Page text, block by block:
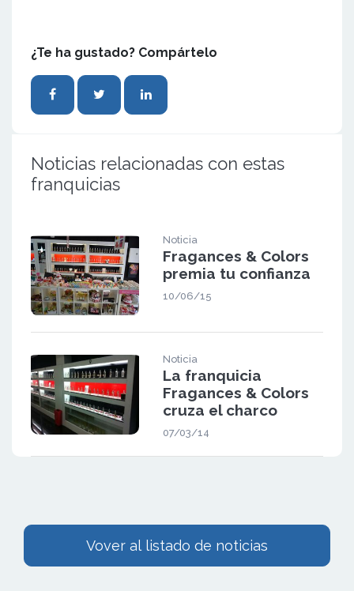
¿Te ha gustado? Compártelo
Noticias relacionadas con estas
franquicias
Noticia
Fragances & Colors
premia tu confianza
10/06/15
Noticia
La franquicia
Fragances & Colors
cruza el charco
07/03/14
Vover al listado de noticias